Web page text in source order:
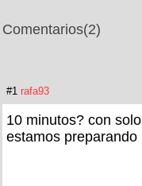
Comentarios(2)
#1 rafa93
10 minutos? con
estamos